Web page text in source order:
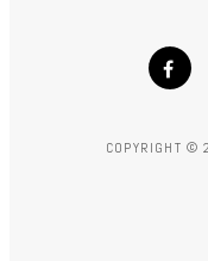
COPYRIGHT ©